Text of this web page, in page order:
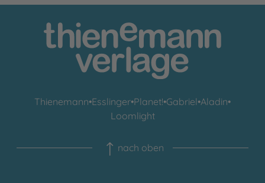
Thienemann•Esslinger•Planet!•Gabriel•Aladin•
Loomlight
nach oben